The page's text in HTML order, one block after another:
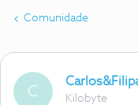
Comunidade
C Kilobyte